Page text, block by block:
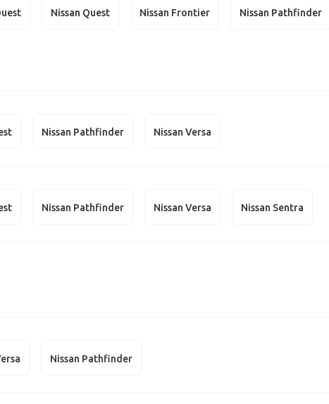
Nissan Quest Nissan Frontier Nissan Pathfinder
Nissan Pathfinder Nissan Versa
Nissan Pathfinder Nissan Versa Nissan Sentra
Nissan Pathfinder